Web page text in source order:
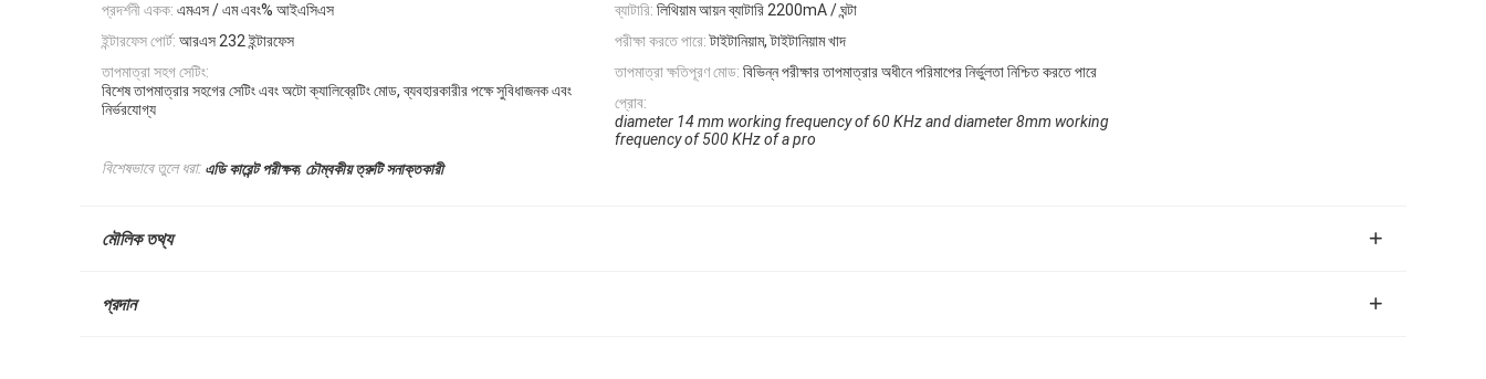
প্রদর্শনী একক: এমএস / এম এবং% আইএসিএস ব্যাটারি: লিথিয়াম আয়ন ব্যাটারি 2200mA / ঘন্টা
ইন্টারফেস পোর্ট: আরএস 232 ইন্টারফেস পরীক্ষা করতে পারে: টাইটানিয়াম, টাইটানিয়াম খাদ
তাপমাত্রা সহগ সেটিং:
বিশেষ তাপমাত্রার সহগের সেটিং এবং অটো ক্যালিব্রেটিং মোড, ব্যবহারকারীর পক্ষে সুবিধাজনক এবং
নির্ভরযোগ্য
তাপমাত্রা ক্ষতিপূরণ মোড: বিভিন্ন পরীক্ষার তাপমাত্রার অধীনে পরিমাপের নির্ভুলতা নিশ্চিত করতে পারে
প্রোব:
diameter 14 mm working frequency of 60 KHz and diameter 8mm working
frequency of 500 KHz of a pro
বিশেষভাবে তুলে ধরা: এডি কারেন্ট পরীক্ষক, চৌম্বকীয় ত্রুটি সনাক্তকারী
মৌলিক তথ্য
প্রদান